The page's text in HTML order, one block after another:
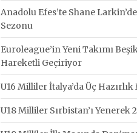
Anadolu Efes’te Shane
Sezonu
Euroleague’in Yeni Takımı
Hareketli Geçiriyor
U16 Milliler İtalya’da Üç Hazırlık
U18 Milliler Sırbistan’ı Yenerek